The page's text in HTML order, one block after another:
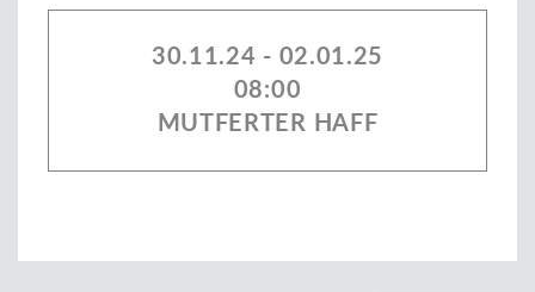
30.11.24 - 02.01.25
08:00
MUTFERTER HAFF